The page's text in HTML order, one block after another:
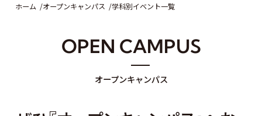
ホーム オープンキャンパス 学科別イベント一覧
OPEN CAMPUS
オープンキャンパス